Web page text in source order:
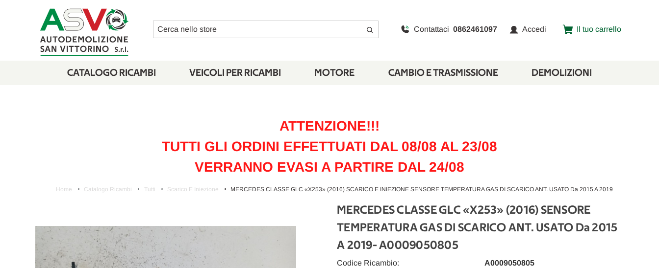
Cerca Contattaci 0862461097 Accedi Il tuo carrello
CATALOGO RICAMBI VEICOLI PER RICAMBI MOTORE CAMBIO E TRASMISSIONE DEMOLIZIONI
ATTENZIONE!!!
TUTTI GLI ORDINI EFFETTUATI DAL 08/08 AL 23/08
VERRANNO EVASI A PARTIRE DAL 24/08
Home Catalogo Ricambi Tutti Scarico E Iniezione MERCEDES CLASSE GLC «X253» (2016) SCARICO E INIEZIONE SENSORE TEMPERATURA GAS DI SCARICO ANT. USATO Da 2015 A 2019
MERCEDES CLASSE GLC «X253» (2016) SENSORE
TEMPERATURA GAS DI SCARICO ANT. USATO Da 2015
A 2019- A0009050805
Codice Ricambio: A0009050805